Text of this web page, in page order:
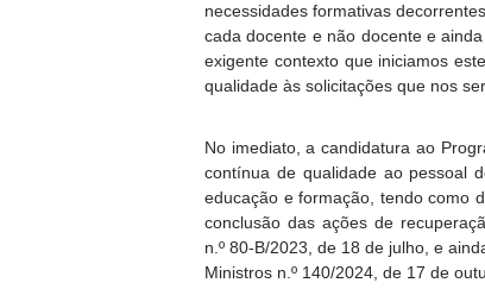
necessidades formativas
cada docente e não docente e
exigente contexto que iniciamos
qualidade às solicitações que nos
No imediato, a candidatura ao
contínua de qualidade ao pessoal
educação e formação, tendo como
conclusão das ações de
n.º 80-B/2023, de 18 de julho, e
Ministros n.º 140/2024, de 17 de